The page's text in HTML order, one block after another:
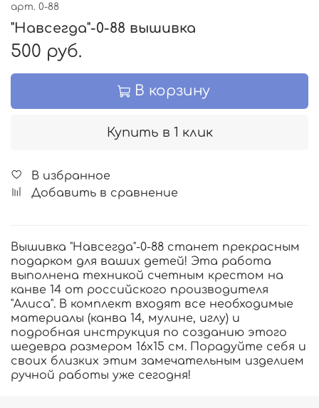
арт. 0-88
"Навсегда"-0-88 вышивка
500 руб.
В корзину
Купить в 1 клик
В избранное
Добавить в сравнение
Вышивка "Навсегда"-0-88 станет прекрасным
подарком для ваших детей! Эта работа
выполнена техникой счетным крестом на
канве 14 от российского производителя
"Алиса". В комплект входят все необходимые
материалы (канва 14, мулине, иглу) и
подробная инструкция по созданию этого
шедевра размером 16х15 см. Порадуйте себя и
своих близких этим замечательным изделием
ручной работы уже сегодня!